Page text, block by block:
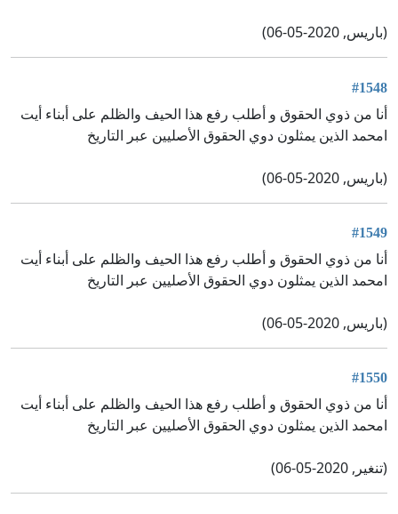
(باريس, 2020-05-06)
#1548
أنا من ذوي الحقوق و أطلب رفع هذا الحيف والظلم على أبناء أيت
امحمد الذين يمثلون دوي الحقوق الأصليين عبر التاريخ
(باريس, 2020-05-06)
#1549
أنا من ذوي الحقوق و أطلب رفع هذا الحيف والظلم على أبناء أيت
امحمد الذين يمثلون دوي الحقوق الأصليين عبر التاريخ
(باريس, 2020-05-06)
#1550
أنا من ذوي الحقوق و أطلب رفع هذا الحيف والظلم على أبناء أيت
امحمد الذين يمثلون دوي الحقوق الأصليين عبر التاريخ
(تنغير, 2020-05-06)